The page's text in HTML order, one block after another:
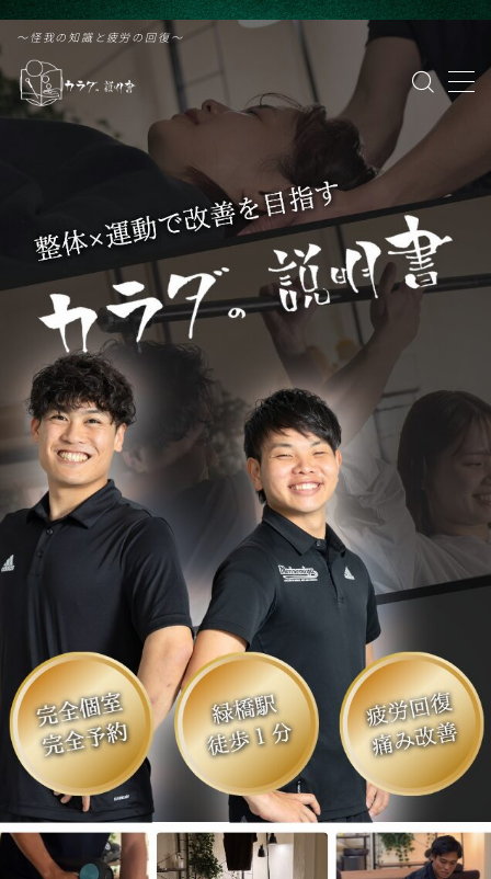
G-PVZDF61VZF
〜怪我の知識と疲労の回復〜
MENU
カラダの説明書 緑橋
パーソナルトレーニング
野球
ランニング
サッカー
痛み予防・機能改善